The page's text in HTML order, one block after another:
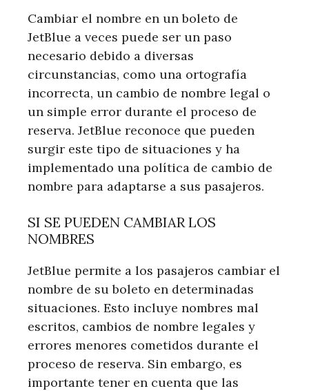
Cambiar el nombre en un boleto de
JetBlue a veces puede ser un paso
necesario debido a diversas
circunstancias, como una ortografía
incorrecta, un cambio de nombre legal o
un simple error durante el proceso de
reserva. JetBlue reconoce que pueden
surgir este tipo de situaciones y ha
implementado una política de cambio de
nombre para adaptarse a sus pasajeros.
SI SE PUEDEN CAMBIAR LOS
NOMBRES
JetBlue permite a los pasajeros cambiar el
nombre de su boleto en determinadas
situaciones. Esto incluye nombres mal
escritos, cambios de nombre legales y
errores menores cometidos durante el
proceso de reserva. Sin embargo, es
importante tener en cuenta que las